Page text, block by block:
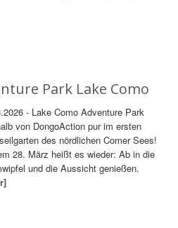
Park Lake Como
- Lake Como Adventure Park
von DongoAction pur im ersten
des nördlichen Comer Sees!
28. März heißt es wieder: Ab in die
und die Aussicht genießen.